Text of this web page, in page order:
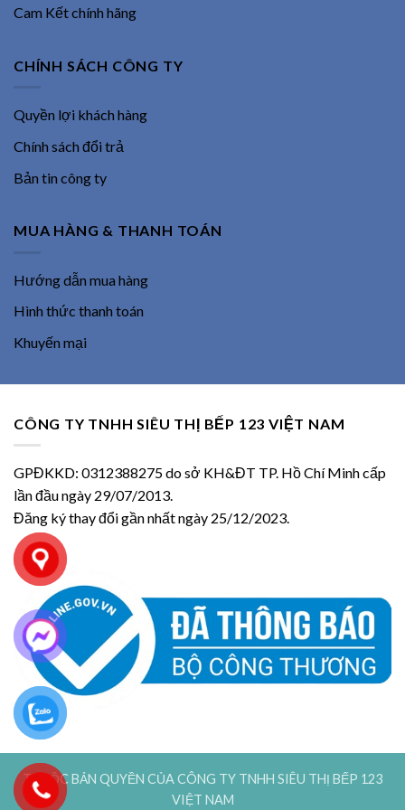
Cam Kết chính hãng
CHÍNH SÁCH CÔNG TY
Quyền lợi khách hàng
Chính sách đổi trả
Bản tin công ty
MUA HÀNG & THANH TOÁN
Hướng dẫn mua hàng
Hình thức thanh toán
Khuyến mại
CÔNG TY TNHH SIÊU THỊ BẾP 123 VIỆT NAM
GPĐKKD: 0312388275 do sở KH&ĐT TP. Hồ Chí Minh cấp
lần đầu ngày 29/07/2013.
Đăng ký thay đổi gần nhất ngày 25/12/2023.
THUỘC BẢN QUYỀN CỦA CÔNG TY TNHH SIÊU THỊ BẾP 123
VIỆT NAM